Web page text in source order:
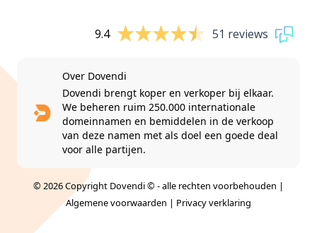
9.4 51 reviews
Over Dovendi
Dovendi brengt koper en verkoper bij elkaar.
We beheren ruim 250.000 internationale
domeinnamen en bemiddelen in de verkoop
van deze namen met als doel een goede deal
voor alle partijen.
© 2026 Copyright Dovendi © - alle rechten voorbehouden |
Algemene voorwaarden | Privacy verklaring